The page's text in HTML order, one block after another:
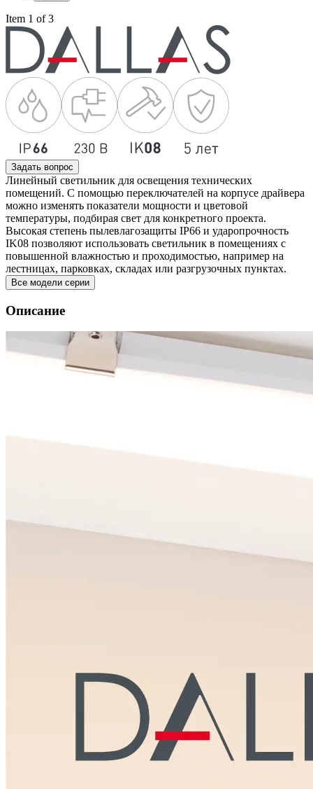
Item 1 of 3
Задать вопрос
Линейный светильник для освещения технических
помещений. С помощью переключателей на корпусе драйвера
можно изменять показатели мощности и цветовой
температуры, подбирая свет для конкретного проекта.
Высокая степень пылевлагозащиты IP66 и ударопрочность
IK08 позволяют использовать светильник в помещениях с
повышенной влажностью и проходимостью, например на
лестницах, парковках, складах или разгрузочных пунктах.
Все модели серии
Описание